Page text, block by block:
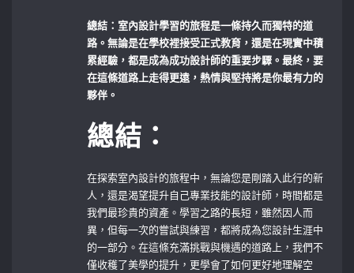
總結：室內設計學習的旅程是一條持久而獨特的道
路。無論是在學校裡接受正式教育，還是在現實中積
累經驗，都是成為成功設計師的重要步驟。最終，要
在這條道路上走得更遠，熱情與堅持將是你最有力的
夥伴。
總結：
在探索室內設計的旅程中，無論您是剛踏入此行的新
人，還是渴望提升自己專業技能的設計師，時間都是
我們最珍貴的資產。學習之路的長短，雖然因人而
異，但每一次的嘗試與練習，都將成為您設計生涯中
的一部分。在這條充滿挑戰與機遇的道路上，我們不
僅收穫了美學的提升，更學會了如何更好地理解空